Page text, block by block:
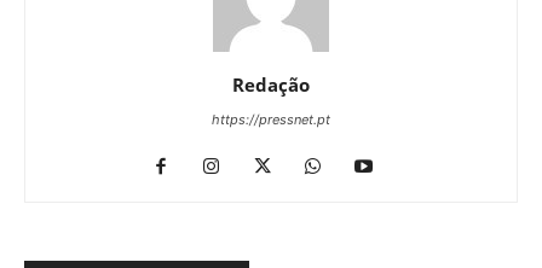
Redação
https://pressnet.pt